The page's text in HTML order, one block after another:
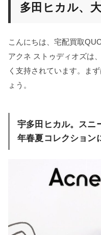
多田ヒカル、
こんにちは、宅配買取
アクネ ストゥディオズは
く支持されています。ま
ょう。
宇多田ヒカル。スニ
年春夏コレクション